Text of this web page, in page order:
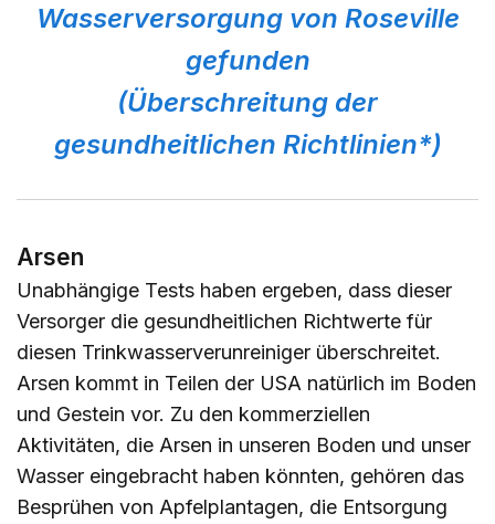
Wasserversorgung von Roseville
gefunden
(Überschreitung der
gesundheitlichen Richtlinien*)
Arsen
Unabhängige Tests haben ergeben, dass dieser
Versorger die gesundheitlichen Richtwerte für
diesen Trinkwasserverunreiniger überschreitet.
Arsen kommt in Teilen der USA natürlich im Boden
und Gestein vor. Zu den kommerziellen
Aktivitäten, die Arsen in unseren Boden und unser
Wasser eingebracht haben könnten, gehören das
Besprühen von Apfelplantagen, die Entsorgung